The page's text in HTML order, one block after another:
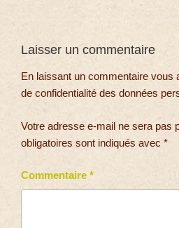
Laisser un commentaire
En laissant un commentaire vous
de confidentialité des données
Votre adresse e-mail ne sera pas
obligatoires sont indiqués avec *
Commentaire *